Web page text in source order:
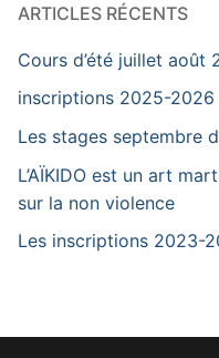
ARTICLES RÉCENTS
Cours d’été juillet août
inscriptions 2025-2026
Les stages septembre
L’AÏKIDO est un art
sur la non violence
Les inscriptions 2023-